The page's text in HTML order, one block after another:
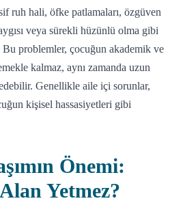
ruh hali, öfke patlamaları, özgüven
veya sürekli hüzünlü olma gibi
problemler, çocuğun akademik ve
kalmaz, aynı zamanda uzun
Genellikle aile içi sorunlar,
kişisel hassasiyetleri gibi
Önemi:
Yetmez?